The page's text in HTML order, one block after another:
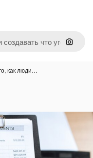
Поиск
как люди…